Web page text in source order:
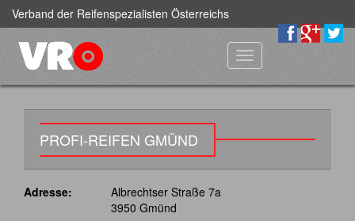
Verband der Reifenspezialisten Österreichs
Toggle
navigation
PROFI-REIFEN GMÜND
Adresse:
Albrechtser Straße 7a
3950 Gmünd